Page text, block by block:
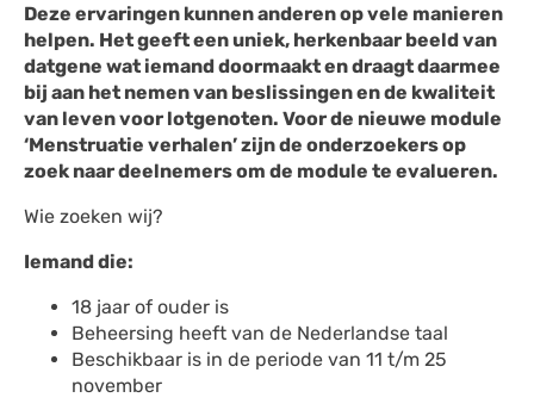
Deze ervaringen kunnen anderen op vele manieren
helpen. Het geeft een uniek, herkenbaar beeld van
datgene wat iemand doormaakt en draagt daarmee
bij aan het nemen van beslissingen en de kwaliteit
van leven voor lotgenoten. Voor de nieuwe module
‘Menstruatie verhalen’ zijn de onderzoekers op
zoek naar deelnemers om de module te evalueren.
Wie zoeken wij?
Iemand die:
18 jaar of ouder is
Beheersing heeft van de Nederlandse taal
Beschikbaar is in de periode van 11 t/m 25
november